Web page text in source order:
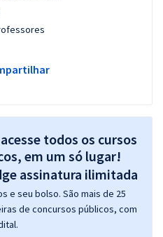
todos os cursos
em um só lugar!
e seu bolso. São mais de 25
de concursos públicos, com